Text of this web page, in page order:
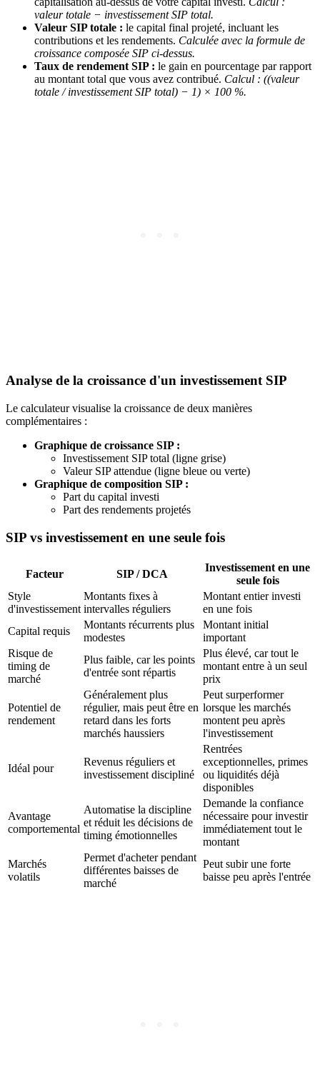
valeur totale − investissement SIP total.
Valeur SIP totale : le capital final projeté, incluant les
contributions et les rendements. Calculée avec la formule de
croissance composée SIP ci-dessus.
Taux de rendement SIP : le gain en pourcentage par rapport
au montant total que vous avez contribué. Calcul : ((valeur
totale / investissement SIP total) − 1) × 100 %.
Analyse de la croissance d'un investissement SIP
Le calculateur visualise la croissance de deux manières
complémentaires :
Graphique de croissance SIP :
Investissement SIP total (ligne grise)
Valeur SIP attendue (ligne bleue ou verte)
Graphique de composition SIP :
Part du capital investi
Part des rendements projetés
SIP vs investissement en une seule fois
Facteur SIP / DCA
Investissement en une
seule fois
Style
d'investissement
Montants fixes à
intervalles réguliers
Montant entier investi
en une fois
Capital requis
Montants récurrents plus
modestes
Montant initial
important
Risque de
timing de
marché
Plus faible, car les points
d'entrée sont répartis
Plus élevé, car tout le
montant entre à un seul
prix
Potentiel de
rendement
Généralement plus
régulier, mais peut être en
retard dans les forts
marchés haussiers
Peut surperformer
lorsque les marchés
montent peu après
l'investissement
Idéal pour
Revenus réguliers et
investissement discipliné
Rentrées
exceptionnelles, primes
ou liquidités déjà
disponibles
Avantage
comportemental
Automatise la discipline
et réduit les décisions de
timing émotionnelles
Demande la confiance
nécessaire pour investir
immédiatement tout le
montant
Marchés
volatils
Permet d'acheter pendant
différentes baisses de
marché
Peut subir une forte
baisse peu après l'entrée